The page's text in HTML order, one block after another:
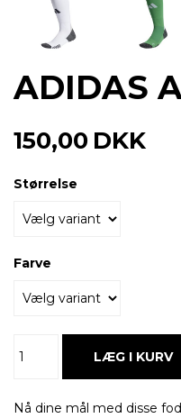
ADIDAS
150,00 DKK
Størrelse
Farve
Nå dine mål med disse